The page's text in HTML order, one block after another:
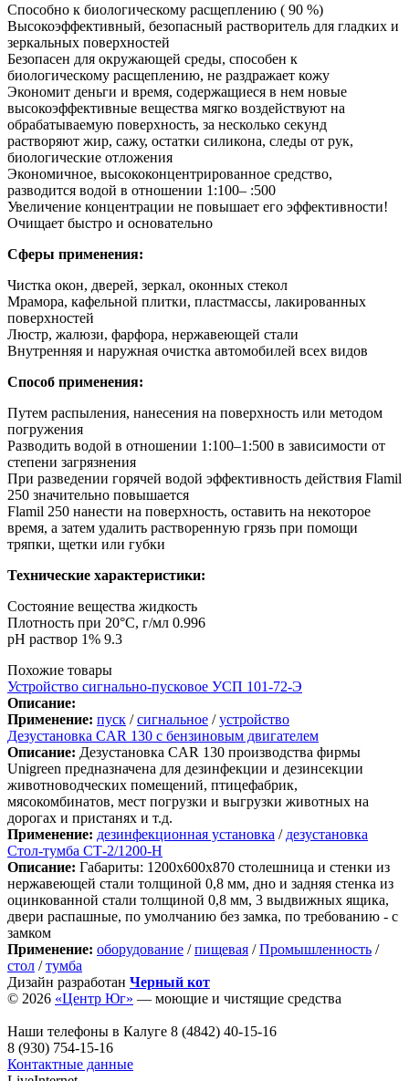
Способно к биологическому расщеплению ( 90 %)
Высокоэффективный, безопасный растворитель для гладких и
зеркальных поверхностей
Безопасен для окружающей среды, способен к
биологическому расщеплению, не раздражает кожу
Экономит деньги и время, содержащиеся в нем новые
высокоэффективные вещества мягко воздействуют на
обрабатываемую поверхность, за несколько секунд
растворяют жир, сажу, остатки силикона, следы от рук,
биологические отложения
Экономичное, высококонцентрированное средство,
разводится водой в отношении 1:100– :500
Увеличение концентрации не повышает его эффективности!
Очищает быстро и основательно
Сферы применения:
Чистка окон, дверей, зеркал, оконных стекол
Мрамора, кафельной плитки, пластмассы, лакированных
поверхностей
Люстр, жалюзи, фарфора, нержавеющей стали
Внутренняя и наружная очистка автомобилей всех видов
Способ применения:
Путем распыления, нанесения на поверхность или методом
погружения
Разводить водой в отношении 1:100–1:500 в зависимости от
степени загрязнения
При разведении горячей водой эффективность действия Flamil
250 значительно повышается
Flamil 250 нанести на поверхность, оставить на некоторое
время, а затем удалить растворенную грязь при помощи
тряпки, щетки или губки
Технические характеристики:
Состояние вещества жидкость
Плотность при 20°C, г/мл 0.996
pH раствор 1% 9.3
Похожие товары
Устройство сигнально-пусковое УСП 101-72-Э
Описание:
Применение: пуск /сигнальное /устройство
Дезустановка CAR 130 с бензиновым двигателем
Описание: Дезустановка CAR 130 производства фирмы
Unigreen предназначена для дезинфекции и дезинсекции
животноводческих помещений, птицефабрик,
мясокомбинатов, мест погрузки и выгрузки животных на
дорогах и пристанях и т.д.
Применение: дезинфекционная установка / дезустановка
Стол-тумба СТ-2/1200-Н
Описание: Габариты: 1200х600х870 столешница и стенки из
нержавеющей стали толщиной 0,8 мм, дно и задняя стенка из
оцинкованной стали толщиной 0,8 мм, 3 выдвижных ящика,
двери распашные, по умолчанию без замка, по требованию - с
замком
Применение: оборудование /пищевая /Промышленность /
стол /тумба
Дизайн разработан Черный кот
© 2026 «Центр Юг» — моющие и чистящие средства
Наши телефоны в Калуге 8 (4842) 40-15-16
8 (930) 754-15-16
Контактные данные